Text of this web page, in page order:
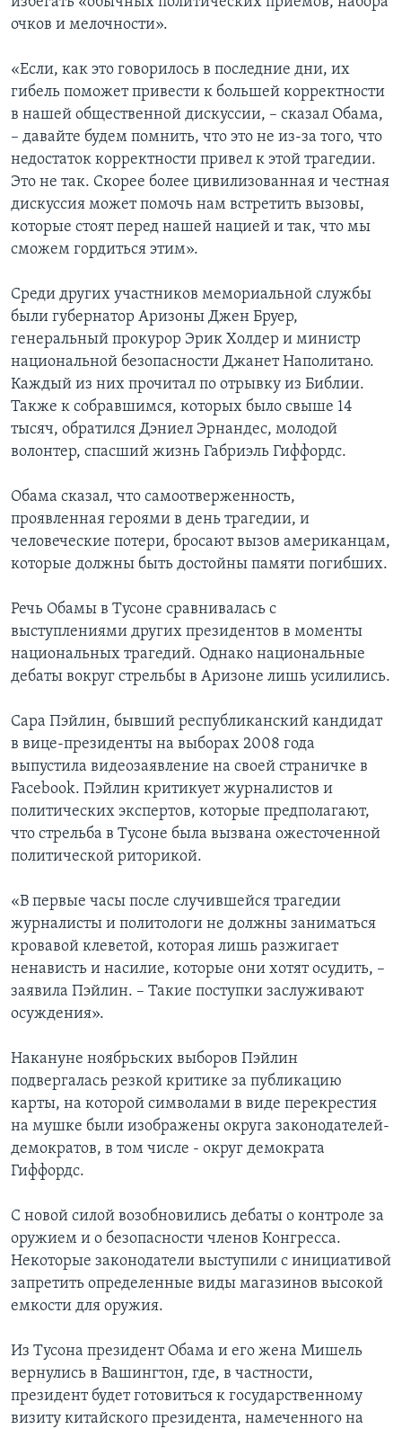
очков и мелочности».
«Если, как это говорилось в последние дни, их
гибель поможет привести к большей корректности
в нашей общественной дискуссии, – сказал Обама,
– давайте будем помнить, что это не из-за того, что
недостаток корректности привел к этой трагедии.
Это не так. Скорее более цивилизованная и честная
дискуссия может помочь нам встретить вызовы,
которые стоят перед нашей нацией и так, что мы
сможем гордиться этим».
Среди других участников мемориальной службы
были губернатор Аризоны Джен Бруер,
генеральный прокурор Эрик Холдер и министр
национальной безопасности Джанет Наполитано.
Каждый из них прочитал по отрывку из Библии.
Также к собравшимся, которых было свыше 14
тысяч, обратился Дэниел Эрнандес, молодой
волонтер, спасший жизнь Габриэль Гиффордс.
Обама сказал, что самоотверженность,
проявленная героями в день трагедии, и
человеческие потери, бросают вызов американцам,
которые должны быть достойны памяти погибших.
Речь Обамы в Тусоне сравнивалась с
выступлениями других президентов в моменты
национальных трагедий. Однако национальные
дебаты вокруг стрельбы в Аризоне лишь усилились.
Сара Пэйлин, бывший республиканский кандидат
в вице-президенты на выборах 2008 года
выпустила видеозаявление на своей страничке в
Facebook. Пэйлин критикует журналистов и
политических экспертов, которые предполагают,
что стрельба в Тусоне была вызвана ожесточенной
политической риторикой.
«В первые часы после случившейся трагедии
журналисты и политологи не должны заниматься
кровавой клеветой, которая лишь разжигает
ненависть и насилие, которые они хотят осудить, –
заявила Пэйлин. – Такие поступки заслуживают
осуждения».
Накануне ноябрьских выборов Пэйлин
подвергалась резкой критике за публикацию
карты, на которой символами в виде перекрестия
на мушке были изображены округа законодателей-
демократов, в том числе - округ демократа
Гиффордс.
С новой силой возобновились дебаты о контроле за
оружием и о безопасности членов Конгресса.
Некоторые законодатели выступили с инициативой
запретить определенные виды магазинов высокой
емкости для оружия.
Из Тусона президент Обама и его жена Мишель
вернулись в Вашингтон, где, в частности,
президент будет готовиться к государственному
визиту китайского президента, намеченного на